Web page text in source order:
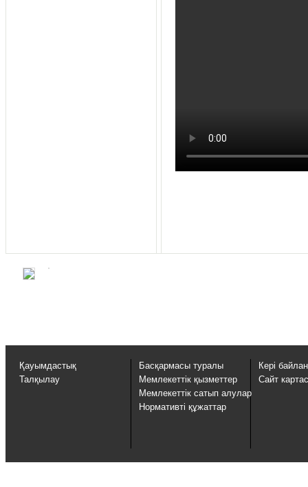
Қауымдастық
Талқылау
Басқармасы туралы
Мемлекеттік қызметтер
Мемлекеттік сатып алулар
Нормативті құжаттар
Кері
Сайт